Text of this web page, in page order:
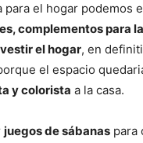
el hogar podemos
complementos para
el hogar, en
el espacio
y colorista a la casa.
juegos de sábanas para